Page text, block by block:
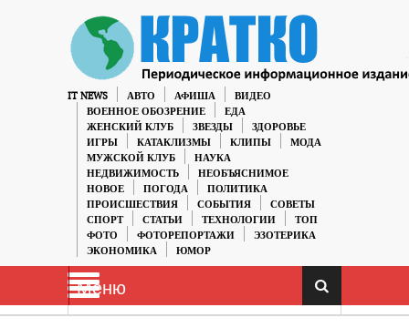
IT NEWS АВТО АФИША
ВИДЕО
ВОЕННОЕ ОБОЗРЕНИЕ
ЕДА
ЖЕНСКИЙ КЛУБ
ЗВЕЗДЫ
ЗДОРОВЬЕ
ИГРЫ
КАТАКЛИЗМЫ КЛИПЫ
МОДА
МУЖСКОЙ КЛУБ
НАУКА
НЕДВИЖИМОСТЬ
НЕОБЪЯСНИМОЕ
НОВОЕ
ПОГОДА
ПОЛИТИКА
ПРОИСШЕСТВИЯ
СОБЫТИЯ
СОВЕТЫ
СПОРТ
СТАТЬИ ТЕХНОЛОГИИ
ТОП
ФОТО
ФОТОРЕПОРТАЖИ
ЭЗОТЕРИКА
ЭКОНОМИКА
ЮМОР
Меню